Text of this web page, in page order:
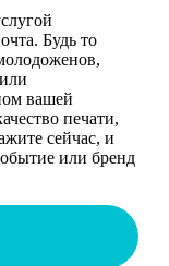
Будь то
вашей
печати,
сейчас, и
или бренд